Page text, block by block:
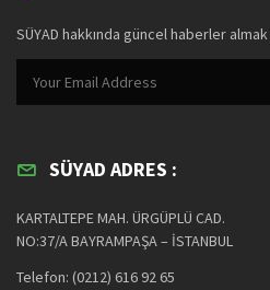
SÜYAD hakkında güncel haberler
SÜYAD ADRES :
KARTALTEPE MAH. ÜRGÜPLÜ CAD.
NO:37/A BAYRAMPAŞA – İSTANBUL
Telefon: (0212) 616 92 65